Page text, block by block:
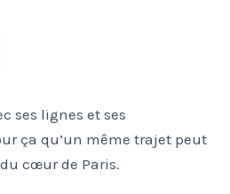
ses lignes et ses
ça qu’un même trajet peut
cœur de Paris.